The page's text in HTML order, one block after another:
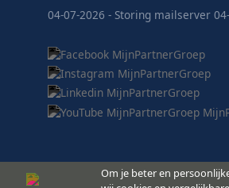
04-07-2026 - Storing mailserver
Om je beter en